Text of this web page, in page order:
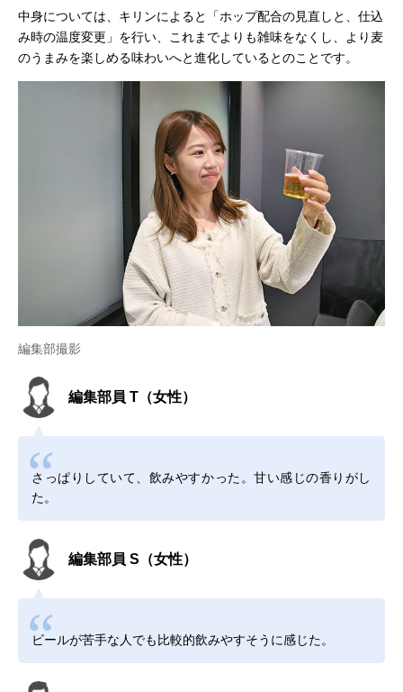
中身については、キリンによると「ホップ配合の見直しと、仕込
み時の温度変更」を行い、これまでよりも雑味をなくし、より麦
のうまみを楽しめる味わいへと進化しているとのことです。
編集部撮影
編集部員 T（女性）
さっぱりしていて、飲みやすかった。甘い感じの香りがし
た。
編集部員 S（女性）
ビールが苦手な人でも比較的飲みやすそうに感じた。